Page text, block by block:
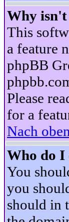
Why isn't
This
a feature
phpBB
Please
for a
Nach oben
Who do I
You
you
should in